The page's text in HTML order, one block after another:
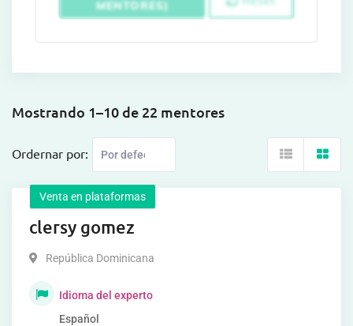
MENTORES)
Mostrando 1–10 de 22 mentores
Ordernar por:
Venta en plataformas
clersy gomez
República Dominicana
Idioma del experto
Español